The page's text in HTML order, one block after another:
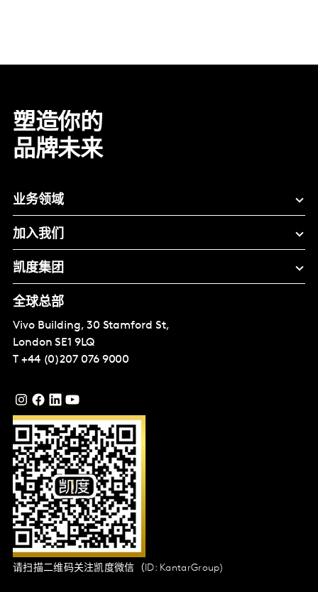
塑造你的
品牌未来
业务领域
加入我们
凯度集团
全球总部
Vivo Building, 30 Stamford St,
London SE1 9LQ
T +44 (0)207 076 9000
请扫描二维码关注凯度微信（ID: KantarGroup)